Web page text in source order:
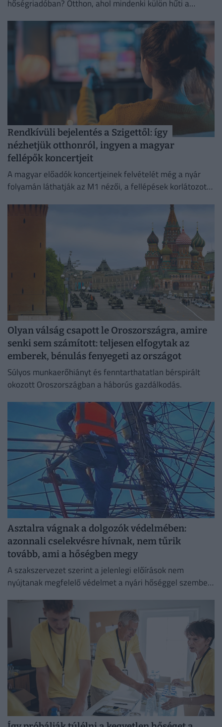
hőségriadóban? Otthon, ahol mindenki külön hűti a
irodaházban, ahol a hűtés központilag működik.
Rendkívüli bejelentés a Szigettől: így
nézhetjük otthonról, ingyen a magyar
fellépők koncertjeit
A magyar előadók koncertjeinek felvételét még a nyár
folyamán láthatják az M1 nézői, a fellépések korlátozott
Olyan válság csapott le Oroszországra, amire
senki sem számított: teljesen elfogytak az
emberek, bénulás fenyegeti az országot
Súlyos munkaerőhiányt és fenntarthatatlan bérspirált
okozott Oroszországban a háborús gazdálkodás.
Asztalra vágnak a dolgozók védelmében:
azonnali cselekvésre hívnak, nem tűrik
tovább, ami a hőségben megy
A szakszervezet szerint a jelenlegi előírások nem
nyújtanak megfelelő védelmet a nyári hőséggel szemben,
védelmében.